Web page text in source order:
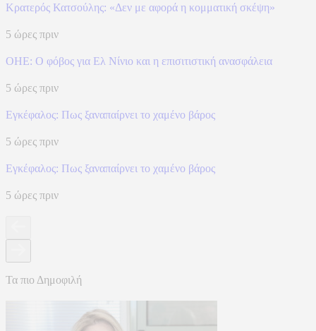
Κρατερός Κατσούλης: «Δεν με αφορά η κομματική σκέψη»
5 ώρες πριν
ΟΗΕ: Ο φόβος για Ελ Νίνιο και η επισιτιστική ανασφάλεια
5 ώρες πριν
Eγκέφαλος: Πως ξαναπαίρνει το χαμένο βάρος
5 ώρες πριν
Eγκέφαλος: Πως ξαναπαίρνει το χαμένο βάρος
5 ώρες πριν
Τα πιο Δημοφιλή